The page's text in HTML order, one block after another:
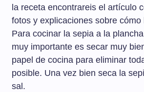
la receta encontrareis el artículo
fotos y explicaciones sobre cómo
Para cocinar la sepia a la
muy importante es secar muy
papel de cocina para eliminar
posible. Una vez bien seca la
sal.